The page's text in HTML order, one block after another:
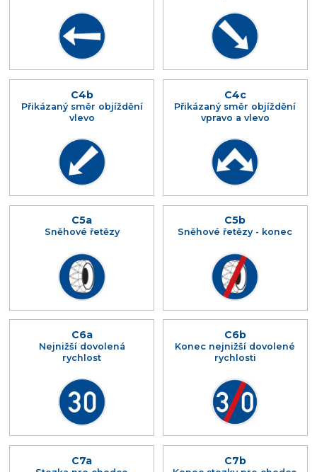
C4b
Přikázaný směr objíždění
vlevo
C4c
Přikázaný směr objíždění
vpravo a vlevo
C5a
Sněhové řetězy
C5b
Sněhové řetězy - konec
C6a
Nejnižší dovolená
rychlost
C6b
Konec nejnižší dovolené
rychlosti
C7a C7b